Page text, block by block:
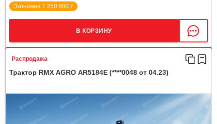
Экономия 1 250 000 ₽
В КОРЗИНУ
Распродажа
Трактор RMX AGRO AR5184E (****0048 от 04.23)